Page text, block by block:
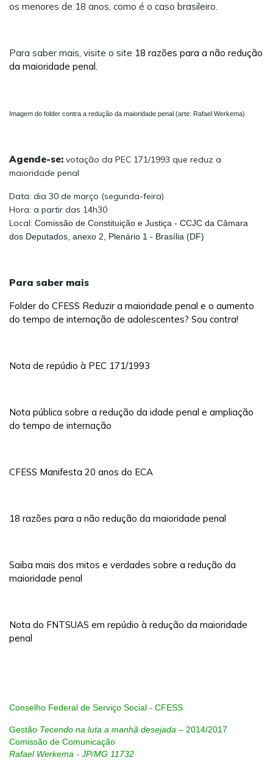
os menores de 18 anos, como é o caso brasileiro.
Para saber mais, visite o site 18 razões para a não redução
da maioridade penal.
Imagem do folder contra a redução da maioridade penal (arte: Rafael Werkema)
Agende-se: votação da PEC 171/1993 que reduz a
maioridade penal
Data: dia 30 de março (segunda-feira)
Hora: a partir das 14h30
Local: Comissão de Constituição e Justiça - CCJC da Câmara
dos Deputados, anexo 2, Plenário 1 - Brasília (DF)
Para saber mais
Folder do CFESS Reduzir a maioridade penal e o aumento
do tempo de internação de adolescentes? Sou contra!
Nota de repúdio à PEC 171/1993
Nota pública sobre a redução da idade penal e ampliação
do tempo de internação
CFESS Manifesta 20 anos do ECA
18 razões para a não redução da maioridade penal
Saiba mais dos mitos e verdades sobre a redução da
maioridade penal
Nota do FNTSUAS em repúdio à redução da maioridade
penal
Conselho Federal de Serviço Social - CFESS
Gestão Tecendo na luta a manhã desejada – 2014/2017
Comissão de Comunicação
Rafael Werkema - JP/MG 11732